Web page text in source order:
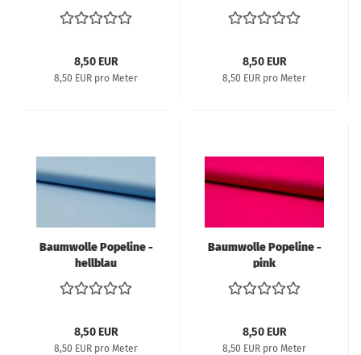
8,50 EUR
8,50 EUR pro Meter
8,50 EUR
8,50 EUR pro Meter
Baumwolle Popeline -
hellblau
8,50 EUR
8,50 EUR pro Meter
Baumwolle Popeline -
pink
8,50 EUR
8,50 EUR pro Meter